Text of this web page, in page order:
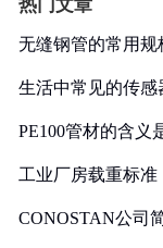
热门文章
无缝钢管的常用规
生活中常见的传感
PE100管材的含义
工业厂房载重标
CONOSTAN公司